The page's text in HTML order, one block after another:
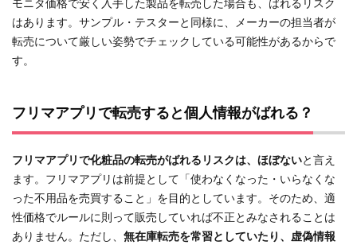
モニタ価格で安く入手した製品を転売した場合も、ばれるリスク
はあります。サンプル・テスターと同様に、メーカーの担当者が
転売について厳しい姿勢でチェックしている可能性があるからで
す。
フリマアプリで転売すると個人情報がばれる？
フリマアプリで化粧品の転売がばれるリスクは、ほぼないと言え
ます。フリマアプリは前提として「使わなくなった・いらなくな
った不用品を売買すること」を目的としています。そのため、適
性価格でルールに則って販売していれば不正とみなされることは
ありません。ただし、 無在庫転売を常習としていたり、虚偽情報